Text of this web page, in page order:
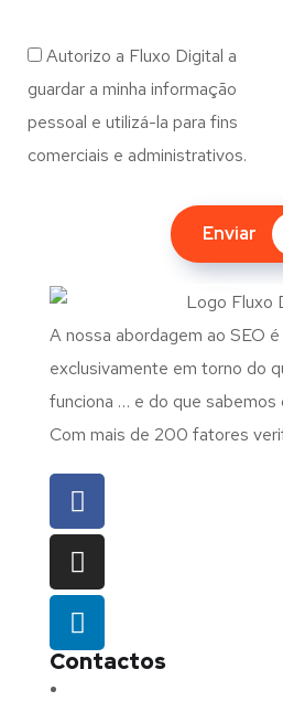
Autorizo a Fluxo Digital a
guardar a minha informação
pessoal e utilizá-la para fins
comerciais e administrativos.
Enviar
A nossa abordagem ao SEO
exclusivamente em torno do
funciona … e do que sabemos
Com mais de 200 fatores
Contactos